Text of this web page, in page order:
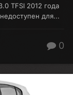
TFSI 2012 года
для...
0